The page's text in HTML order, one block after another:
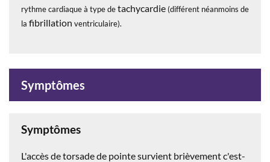
rythme cardiaque à type detachycardie (différent néanmoins de
la fibrillation ventriculaire).
Symptômes
Symptômes
L'accès de torsade de pointe survient brièvement c'est-